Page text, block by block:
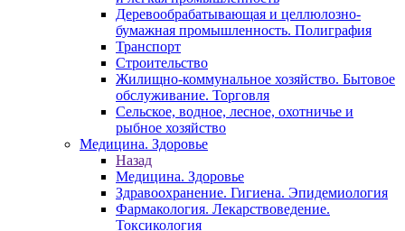
Деревообрабатывающая и целлюлозно-
бумажная промышленность. Полиграфия
Транспорт
Строительство
Жилищно-коммунальное хозяйство. Бытовое
обслуживание. Торговля
Сельское, водное, лесное, охотничье и
рыбное хозяйство
Медицина. Здоровье
Назад
Медицина. Здоровье
Здравоохранение. Гигиена. Эпидемиология
Фармакология. Лекарствоведение.
Токсикология